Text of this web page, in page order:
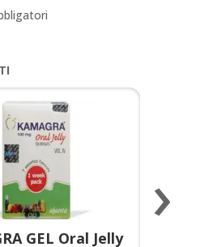
GEL Oral Jelly
›